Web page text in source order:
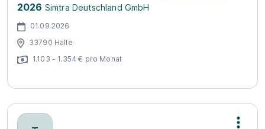
2026 Simtra Deutschland GmbH
01.09.2026
33790 Halle
1.103 - 1.354 € pro Monat